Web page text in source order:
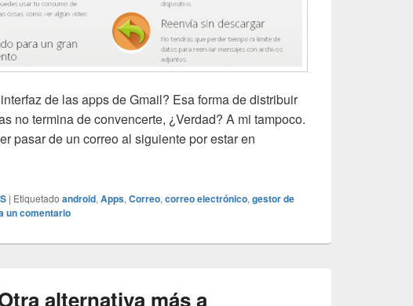
de las apps de Gmail? Esa forma de distribuir
no termina de convencerte, ¿Verdad? A mi tampoco.
pasar de un correo al siguiente por estar en
la app para gestionar tu correo.
| Etiquetado android, Apps, Correo, correo electrónico, gestor de
un comentario
alternativa más a